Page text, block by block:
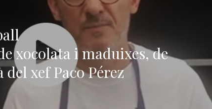
xocolata i maduixes, de
del xef Paco Pérez